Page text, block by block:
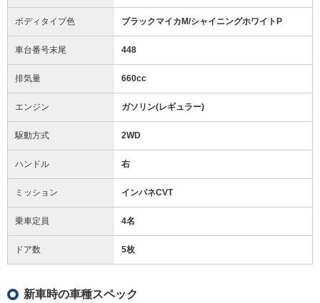
ボディタイプ色 ブラックマイカM/シャイニングホワイトP
車台番号末尾 448
排気量 660cc
エンジン ガソリン(レギュラー)
駆動方式 2WD
ハンドル 右
ミッション インパネCVT
乗車定員 4名
ドア数 5枚
新車時の車種スペック